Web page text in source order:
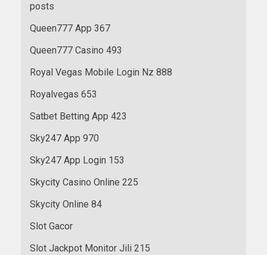
posts
Queen777 App 367
Queen777 Casino 493
Royal Vegas Mobile Login Nz 888
Royalvegas 653
Satbet Betting App 423
Sky247 App 970
Sky247 App Login 153
Skycity Casino Online 225
Skycity Online 84
Slot Gacor
Slot Jackpot Monitor Jili 215